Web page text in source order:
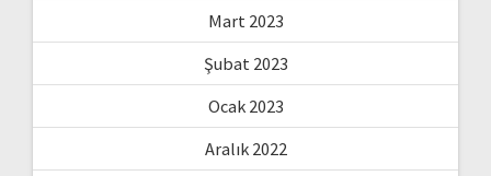
Mart 2023
Şubat 2023
Ocak 2023
Aralık 2022